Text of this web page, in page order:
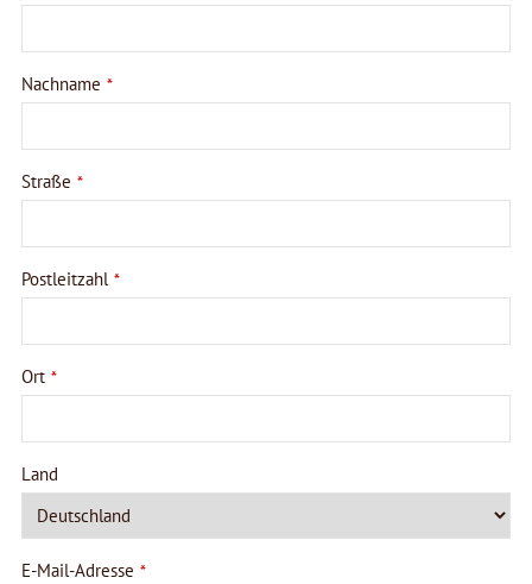
Nachname *
Straße *
Postleitzahl *
Ort *
Land
E-Mail-Adresse *